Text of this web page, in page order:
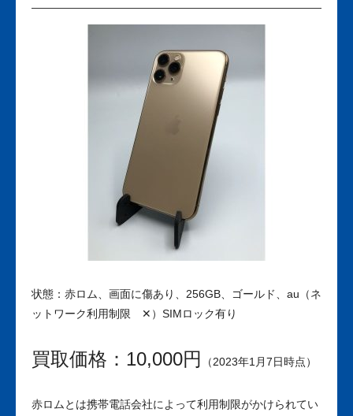
状態：赤ロム、画面に傷あり、256GB、ゴールド、au（ネ
ットワーク利用制限 ✕）SIMロック有り
買取価格：10,000円 （2023年1月7日時点）
赤ロムとは携帯電話会社によって利用制限がかけられてい